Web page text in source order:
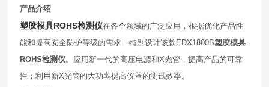
产品介绍
塑胶模具ROHS检测仪在各个领域的广泛应用，根据优化产品性
能和提高安全防护等级的需求，特别设计该款EDX1800B塑胶模具
ROHS检测仪。应用新一代的高压电源和X光管，提高产品的可靠
性；利用新X光管的大功率提高仪器的测试效率。